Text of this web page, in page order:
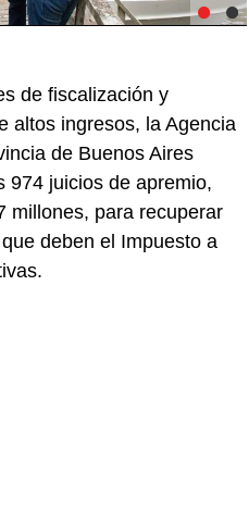
de fiscalización y
altos ingresos, la Agencia
de Buenos Aires
974 juicios de apremio,
millones, para recuperar
deben el Impuesto a